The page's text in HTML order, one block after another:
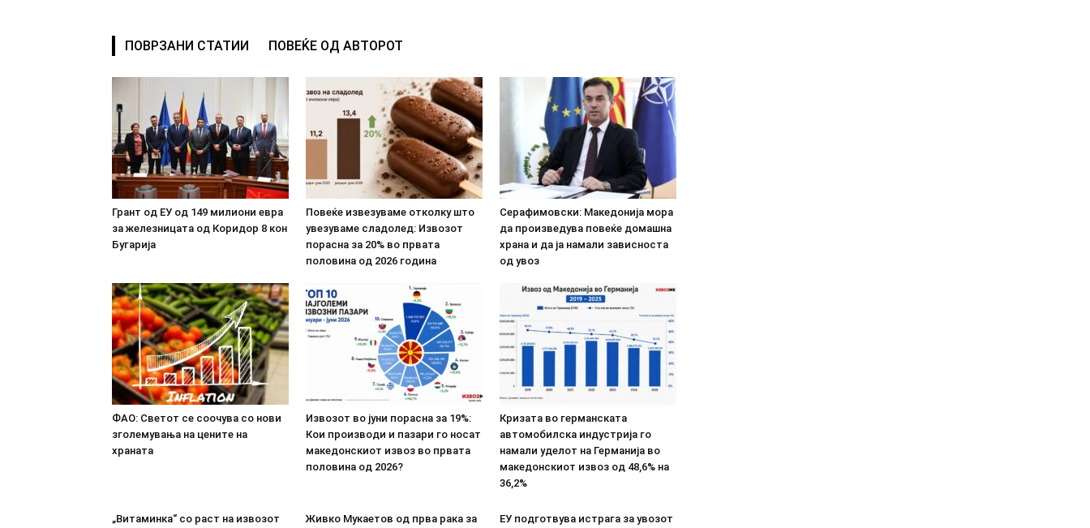
ПОВРЗАНИ СТАТИИ ПОВЕЌЕ ОД АВТОРОТ
Грант од ЕУ од 149 милиони евра
за железницата од Коридор 8 кон
Бугарија
Повеќе извезуваме отколку што
увезуваме сладолед: Извозот
порасна за 20% во првата
половина од 2026 година
Серафимовски: Македонија мора
да произведува повеќе домашна
храна и да ја намали зависноста
од увоз
ФАО: Светот се соочува со нови
зголемувања на цените на
храната
Извозот во јуни порасна за 19%:
Кои производи и пазари го носат
македонскиот извоз во првата
половина од 2026?
Кризата во германската
автомобилска индустрија го
намали уделот на Германија во
македонскиот извоз од 48,6% на
36,2%
„Витаминка“ со раст на извозот
Живко Мукаетов од прва рака за
ЕУ подготвува истрага за увозот